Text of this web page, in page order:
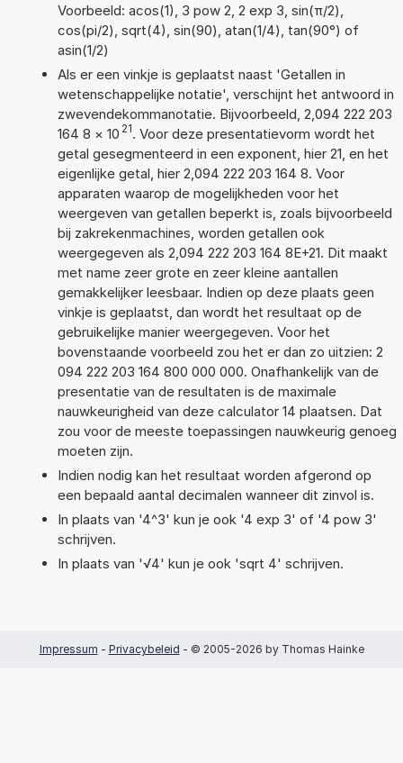
Voorbeeld: acos(1), 3 pow 2, 2 exp 3, sin(π/2),
cos(pi/2), sqrt(4), sin(90), atan(1/4), tan(90°) of
asin(1/2)
Als er een vinkje is geplaatst naast 'Getallen in
wetenschappelijke notatie', verschijnt het antwoord in
zwevendekommanotatie. Bijvoorbeeld, 2,094 222 203
164 8 × 10 21. Voor deze presentatievorm wordt het
getal gesegmenteerd in een exponent, hier 21, en het
eigenlijke getal, hier 2,094 222 203 164 8. Voor
apparaten waarop de mogelijkheden voor het
weergeven van getallen beperkt is, zoals bijvoorbeeld
bij zakrekenmachines, worden getallen ook
weergegeven als 2,094 222 203 164 8E+21. Dit maakt
met name zeer grote en zeer kleine aantallen
gemakkelijker leesbaar. Indien op deze plaats geen
vinkje is geplaatst, dan wordt het resultaat op de
gebruikelijke manier weergegeven. Voor het
bovenstaande voorbeeld zou het er dan zo uitzien: 2
094 222 203 164 800 000 000. Onafhankelijk van de
presentatie van de resultaten is de maximale
nauwkeurigheid van deze calculator 14 plaatsen. Dat
zou voor de meeste toepassingen nauwkeurig genoeg
moeten zijn.
Indien nodig kan het resultaat worden afgerond op
een bepaald aantal decimalen wanneer dit zinvol is.
In plaats van '4^3' kun je ook '4 exp 3' of '4 pow 3'
schrijven.
In plaats van '√4' kun je ook 'sqrt 4' schrijven.
Impressum - Privacybeleid - © 2005-2026 by Thomas Hainke